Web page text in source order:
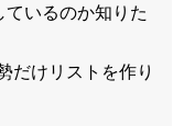
いるのか知りた
だけリストを作り